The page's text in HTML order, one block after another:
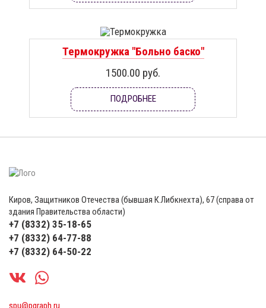
Термокружка "Больно баско"
1500.00 руб.
ПОДРОБНЕЕ
Киров, Защитников Отечества (бывшая К.Либкнехта), 67 (справа от
здания Правительства области)
+7 (8332) 35-18-65
+7 (8332) 64-77-88
+7 (8332) 64-50-22
spu@pgraph.ru